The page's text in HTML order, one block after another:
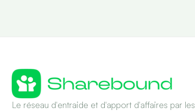
Le réseau d'entraide et d'apport d'affaires par les